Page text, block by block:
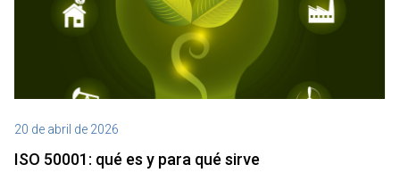
20 de abril de 2026
ISO 50001: qué es y para qué sirve